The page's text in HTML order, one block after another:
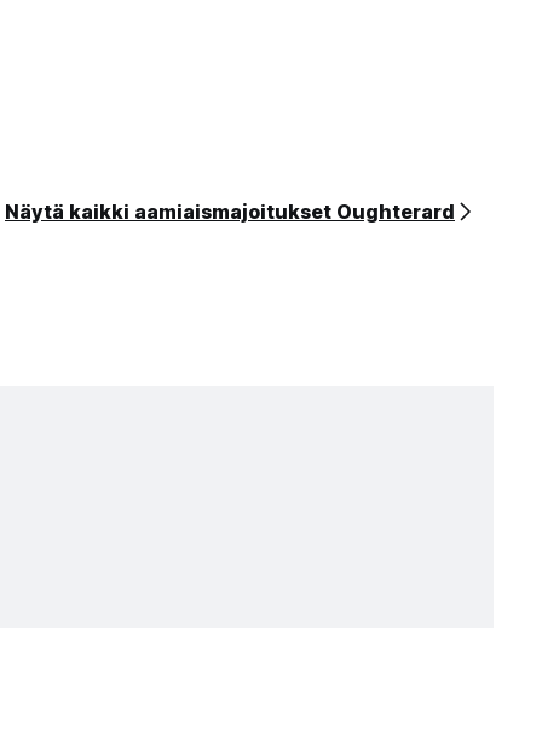
Näytä kaikki aamiaismajoitukset Oughterard